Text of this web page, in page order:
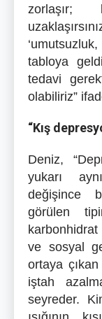
zorlaşır;
tabloya
tedavi
olabiliriz”
“Kış
Deniz,
yukarı
değişince
görülen
karbonhidrat
ve sosyal
ortaya
iştah
seyreder.